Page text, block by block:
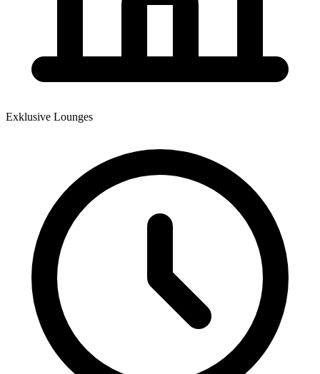
Exklusive Lounges